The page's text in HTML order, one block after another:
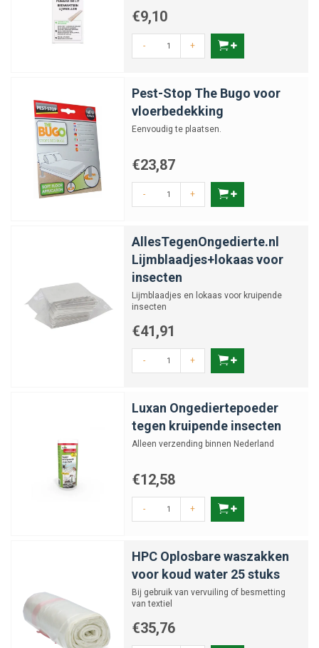
€9,10
- +
Pest-Stop The Bugo voor
vloerbedekking
Eenvoudig te plaatsen.
€23,87
- +
AllesTegenOngedierte.nl
Lijmblaadjes+lokaas voor
insecten
Lijmblaadjes en lokaas voor kruipende
insecten
€41,91
- +
Luxan Ongediertepoeder
tegen kruipende insecten
Alleen verzending binnen Nederland
€12,58
- +
HPC Oplosbare waszakken
voor koud water 25 stuks
Bij gebruik van vervuiling of besmetting
van textiel
€35,76